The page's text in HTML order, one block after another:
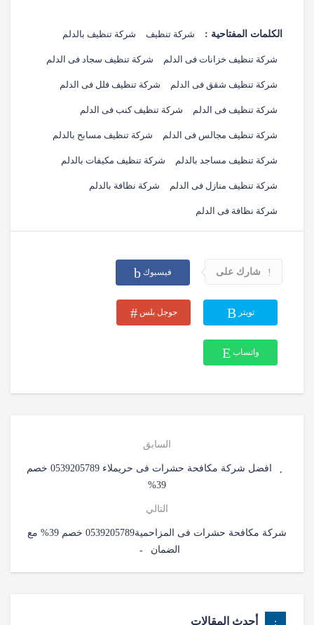
الكلمات المفتاحية : شركة تنظيف شركة تنظيف بالدلم
شركة تنظيف خزانات فى الدلم شركة تنظيف سجاد فى الدلم
شركة تنظيف شقق فى الدلم شركة تنظيف فلل فى الدلم
شركة تنظيف فى الدلم شركة تنظيف كنب فى الدلم
شركة تنظيف مجالس فى الدلم شركة تنظيف مسابح بالدلم
شركة تنظيف مساجد بالدلم شركة تنظيف مكيفات بالدلم
شركة تنظيف منازل فى الدلم شركة نظافة بالدلم
شركة نظافة فى الدلم
شارك على فيسبوك
تويتر جوجل بلس
واتساب
السابق
افضل شركة مكافحة حشرات فى حريملاء 0539205789 خصم
39%
التالي
شركة مكافحة حشرات فى المزاحمية0539205789 خصم 39% مع
الضمان
أحدث المقالات